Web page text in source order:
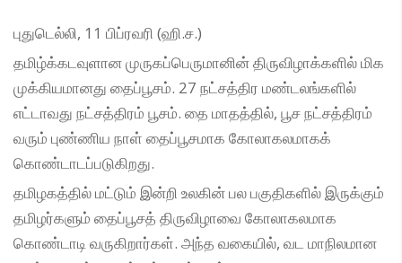
புதுடெல்லி, 11 பிப்ரவரி (ஹி.ச.)
தமிழ்க்கடவுளான முருகப்பெருமானின் திருவிழாக்களில் மிக
முக்கியமானது தைப்பூசம். 27 நட்சத்திர மண்டலங்களில்
எட்டாவது நட்சத்திரம் பூசம். தை மாதத்தில், பூச நட்சத்திரம்
வரும் புண்ணிய நாள் தைப்பூசமாக கோலாகலமாகக்
கொண்டாடப்படுகிறது.
தமிழகத்தில் மட்டும் இன்றி உலகின் பல பகுதிகளில் இருக்கும்
தமிழர்களும் தைப்பூசத் திருவிழாவை கோலாகலமாக
கொண்டாடி வருகிறார்கள். அந்த வகையில், வட மாநிலமான